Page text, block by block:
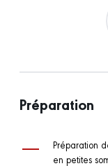
Préparation
Préparation
en petites